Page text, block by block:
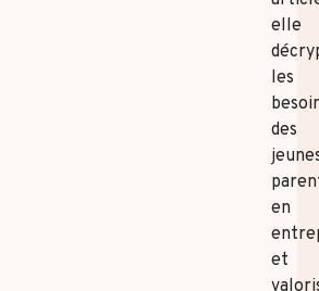
elle
les
des
en
et